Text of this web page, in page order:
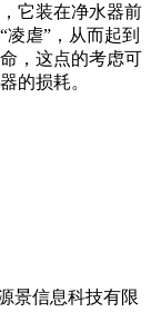
它装在净水器前
虐”，从而起到
，这点的考虑可
的损耗。
景信息科技有限